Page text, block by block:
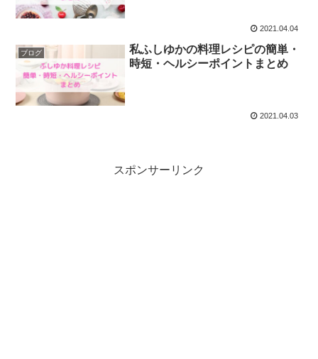
2021.04.04
ブログ
私ふしゆかの料理レシピの簡単・
時短・ヘルシーポイントまとめ
2021.04.03
スポンサーリンク